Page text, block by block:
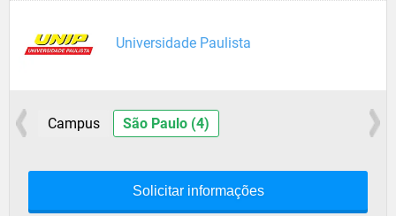
Universidade Paulista
Campus São Paulo (4)
Solicitar informações